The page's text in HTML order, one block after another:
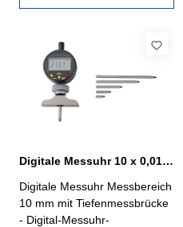
70 und 100 mm - max.
Messbereich: 10
mmAnschlag: Ø 40 mm
Digitale Messuhr 10 x 0,01 mm mit Tiefenmessbrücke 63 x 16 mm
Digitale Messuhr Messbereich
10 mm mit Tiefenmessbrücke
- Digital-Messuhr-